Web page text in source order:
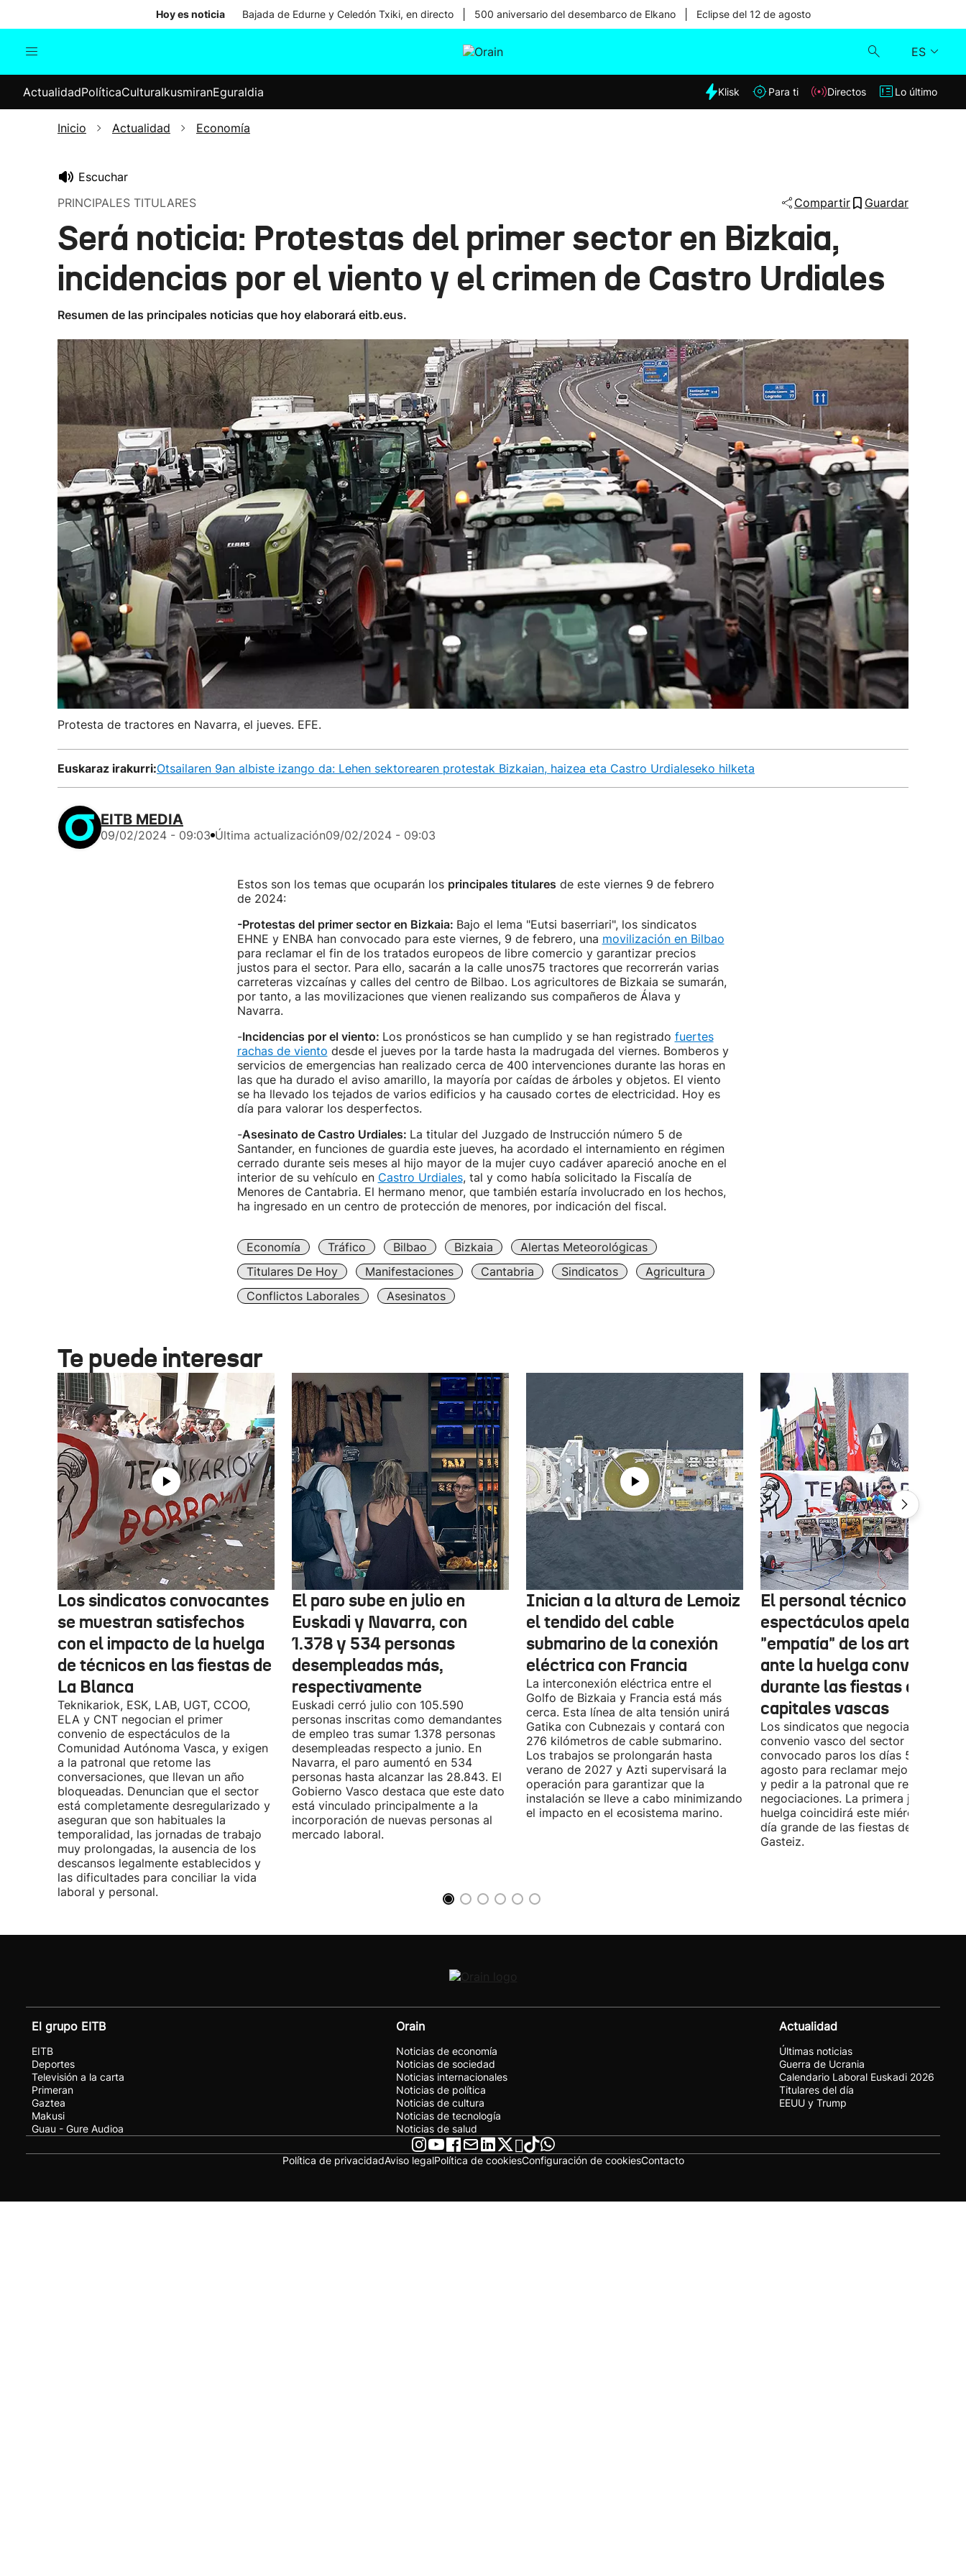
Hoy es noticia Bajada de Edurne y Celedón Txiki, en directo 500 aniversario del desembarco de Elkano Eclipse del 12 de agosto
ES
Internacional
Elecciones
Klisk
ActualidadPolíticaCulturaIkusmiranEguraldia Klisk Para ti Directos Lo último
Inicio Actualidad Economía
Escuchar
PRINCIPALES TITULARES
Compartir Guardar
Será noticia: Protestas del primer sector en Bizkaia,
incidencias por el viento y el crimen de Castro Urdiales
Resumen de las principales noticias que hoy elaborará eitb.eus.
Protesta de tractores en Navarra, el jueves. EFE.
Euskaraz irakurri:Otsailaren 9an albiste izango da: Lehen sektorearen protestak Bizkaian, haizea eta Castro Urdialeseko hilketa
EITB MEDIA
09/02/2024 - 09:03 Última actualización09/02/2024 - 09:03
Estos son los temas que ocuparán los principales titulares de este viernes 9 de febrero
de 2024:
-Protestas del primer sector en Bizkaia: Bajo el lema "Eutsi baserriari", los sindicatos
EHNE y ENBA han convocado para este viernes, 9 de febrero, una movilización en Bilbao
para reclamar el fin de los tratados europeos de libre comercio y garantizar precios
justos para el sector. Para ello, sacarán a la calle unos75 tractores que recorrerán varias
carreteras vizcaínas y calles del centro de Bilbao. Los agricultores de Bizkaia se sumarán,
por tanto, a las movilizaciones que vienen realizando sus compañeros de Álava y
Navarra.
-Incidencias por el viento: Los pronósticos se han cumplido y se han registrado fuertes
rachas de viento desde el jueves por la tarde hasta la madrugada del viernes. Bomberos y
servicios de emergencias han realizado cerca de 400 intervenciones durante las horas en
las que ha durado el aviso amarillo, la mayoría por caídas de árboles y objetos. El viento
se ha llevado los tejados de varios edificios y ha causado cortes de electricidad. Hoy es
día para valorar los desperfectos.
-Asesinato de Castro Urdiales: La titular del Juzgado de Instrucción número 5 de
Santander, en funciones de guardia este jueves, ha acordado el internamiento en régimen
cerrado durante seis meses al hijo mayor de la mujer cuyo cadáver apareció anoche en el
interior de su vehículo en Castro Urdiales, tal y como había solicitado la Fiscalía de
Menores de Cantabria. El hermano menor, que también estaría involucrado en los hechos,
ha ingresado en un centro de protección de menores, por indicación del fiscal.
Economía Tráfico Bilbao Bizkaia
Alertas Meteorológicas
Titulares De Hoy
Manifestaciones Cantabria Sindicatos
Agricultura
Conflictos Laborales
Asesinatos
Te puede interesar
Los sindicatos convocantes
se muestran satisfechos
con el impacto de la huelga
de técnicos en las fiestas de
La Blanca
Teknikariok, ESK, LAB, UGT, CCOO,
ELA y CNT negocian el primer
convenio de espectáculos de la
Comunidad Autónoma Vasca, y exigen
a la patronal que retome las
conversaciones, que llevan un año
bloqueadas. Denuncian que el sector
está completamente desregularizado y
aseguran que son habituales la
temporalidad, las jornadas de trabajo
muy prolongadas, la ausencia de los
descansos legalmente establecidos y
las dificultades para conciliar la vida
laboral y personal.
El paro sube en julio en
Euskadi y Navarra, con
1.378 y 534 personas
desempleadas más,
respectivamente
Euskadi cerró julio con 105.590
personas inscritas como demandantes
de empleo tras sumar 1.378 personas
desempleadas respecto a junio. En
Navarra, el paro aumentó en 534
personas hasta alcanzar las 28.843. El
Gobierno Vasco destaca que este dato
está vinculado principalmente a la
incorporación de nuevas personas al
mercado laboral.
Inician a la altura de Lemoiz
el tendido del cable
submarino de la conexión
eléctrica con Francia
La interconexión eléctrica entre el
Golfo de Bizkaia y Francia está más
cerca. Esta línea de alta tensión unirá
Gatika con Cubnezais y contará con
276 kilómetros de cable submarino.
Los trabajos se prolongarán hasta
verano de 2027 y Azti supervisará la
operación para garantizar que la
instalación se lleve a cabo minimizando
el impacto en el ecosistema marino.
El personal técnico de
espectáculos apela a la
"empatía" de los artistas
ante la huelga convocada
durante las fiestas de las
capitales vascas
Los sindicatos que negocian el
convenio vasco del sector han
convocado paros los días 5, 14 y 26
agosto para reclamar mejoras
y pedir a la patronal que retome las
negociaciones. La primera jornada de
huelga coincidirá este miércoles con
día grande de las fiestas de Vitoria-
Gasteiz.
El grupo EITB
EITB
Deportes
Televisión a la carta
Primeran
Gaztea
Makusi
Guau - Gure Audioa
Orain
Noticias de economía
Noticias de sociedad
Noticias internacionales
Noticias de política
Noticias de cultura
Noticias de tecnología
Noticias de salud
Actualidad
Últimas noticias
Guerra de Ucrania
Calendario Laboral Euskadi 2026
Titulares del día
EEUU y Trump
Política de privacidadAviso legalPolítica de cookiesConfiguración de cookiesContacto